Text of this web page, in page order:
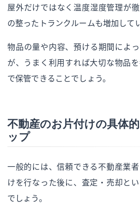
屋外だけではなく温度湿度管理が
の整ったトランクルームも増加してい
物品の量や内容、預ける期間によ
が、うまく利用すれば大切な物品
で保管できることでしょう。
不動産のお片付けの具体
ップ
一般的には、信頼できる不動産業
けを行なった後に、査定・売却と
でしょう。